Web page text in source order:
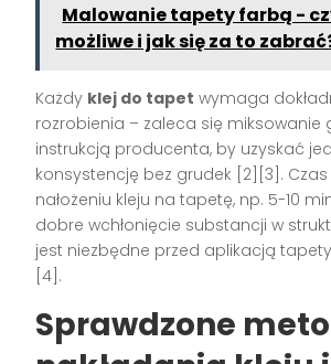
Malowanie tapety farbą -
możliwe i jak się za to
Każdy klej do tapet wymaga
rozrobienia – zaleca się miksowanie
instrukcją producenta, by uzyskać
konsystencję bez grudek [2][3] .
nałożeniu kleju na tapetę, np. 5-10
dobre wchłonięcie substancji w
jest niezbędne przed aplikacją
[4] .
Sprawdzone